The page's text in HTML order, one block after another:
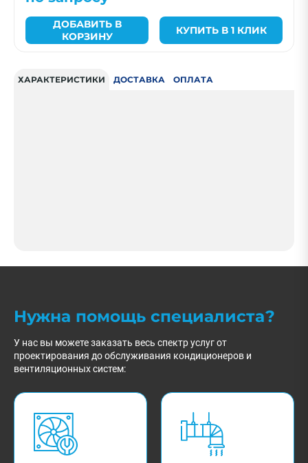
ДОБАВИТЬ В
КОРЗИНУ
КУПИТЬ В 1 КЛИК
ХАРАКТЕРИСТИКИ ДОСТАВКА ОПЛАТА
Нужна помощь специалиста?
У нас вы можете заказать весь спектр услуг от
проектирования до обслуживания кондиционеров и
вентиляционных систем: